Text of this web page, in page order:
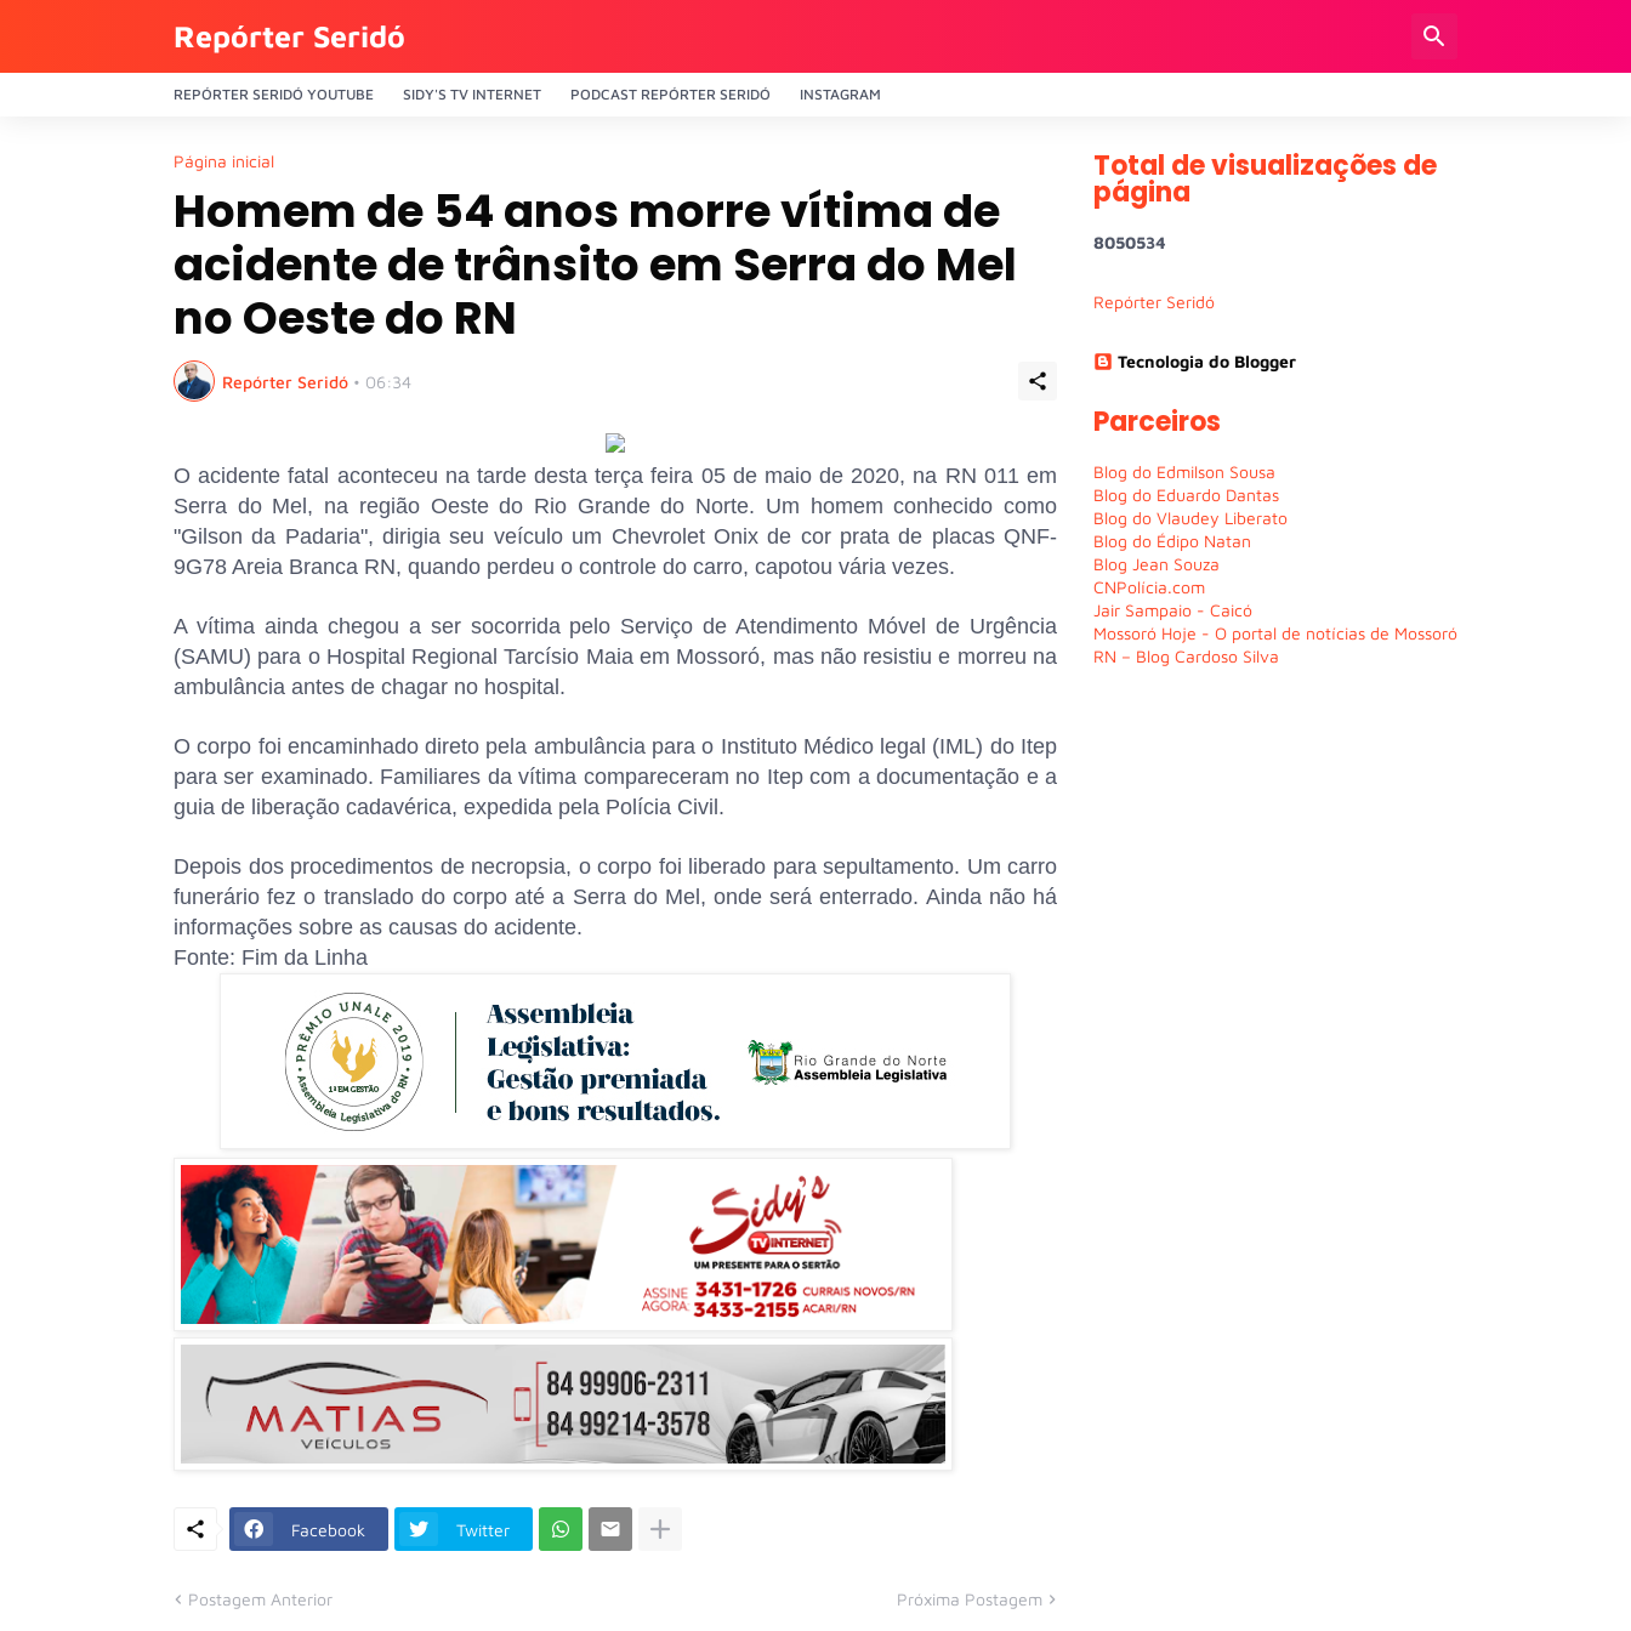
Repórter Seridó
REPÓRTER SERIDÓ YOUTUBE SIDY'S TV INTERNET PODCAST REPÓRTER SERIDÓ INSTAGRAM
Página inicial
Homem de 54 anos morre vítima de
acidente de trânsito em Serra do Mel
no Oeste do RN
Repórter Seridó • 06:34
O acidente fatal aconteceu na tarde desta terça feira 05 de maio de 2020, na RN 011 em
Serra do Mel, na região Oeste do Rio Grande do Norte. Um homem conhecido como
"Gilson da Padaria", dirigia seu veículo um Chevrolet Onix de cor prata de placas QNF-
9G78 Areia Branca RN, quando perdeu o controle do carro, capotou vária vezes.
A vítima ainda chegou a ser socorrida pelo Serviço de Atendimento Móvel de Urgência
(SAMU) para o Hospital Regional Tarcísio Maia em Mossoró, mas não resistiu e morreu na
ambulância antes de chagar no hospital.
O corpo foi encaminhado direto pela ambulância para o Instituto Médico legal (IML) do Itep
para ser examinado. Familiares da vítima compareceram no Itep com a documentação e a
guia de liberação cadavérica, expedida pela Polícia Civil.
Depois dos procedimentos de necropsia, o corpo foi liberado para sepultamento. Um carro
funerário fez o translado do corpo até a Serra do Mel, onde será enterrado. Ainda não há
informações sobre as causas do acidente.
Fonte: Fim da Linha
Facebook Twitter
Postagem Anterior Próxima Postagem
Total de visualizações de
página
8050534
Repórter Seridó
Tecnologia do Blogger
Parceiros
Blog do Edmilson Sousa
Blog do Eduardo Dantas
Blog do Vlaudey Liberato
Blog do Édipo Natan
Blog Jean Souza
CNPolícia.com
Jair Sampaio - Caicó
Mossoró Hoje - O portal de notícias de Mossoró
RN – Blog Cardoso Silva